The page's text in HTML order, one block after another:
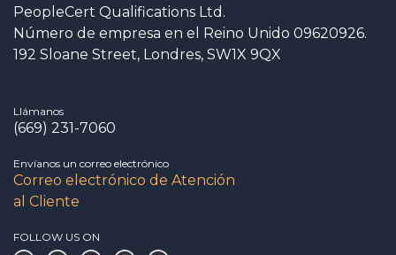
PeopleCert Qualifications Ltd.
Número de empresa en el Reino Unido 09620926.
192 Sloane Street, Londres, SW1X 9QX
Llámanos
(669) 231-7060
Envíanos un correo electrónico
Correo electrónico de Atención
al Cliente
FOLLOW US ON